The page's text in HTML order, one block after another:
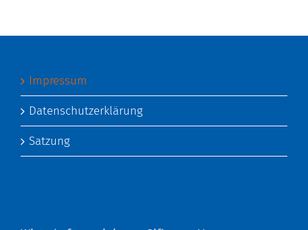
Impressum
Datenschutzerklärung
Satzung